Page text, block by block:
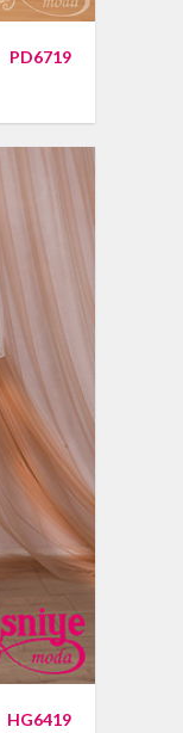
PD6719
HG6419